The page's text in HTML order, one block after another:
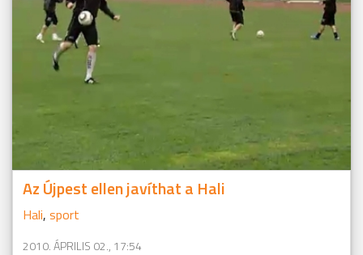
Az Újpest ellen javíthat a Hali
Hali, sport
2010. ÁPRILIS 02., 17:54